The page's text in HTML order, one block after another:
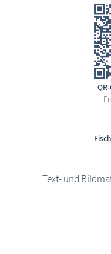
Text- und